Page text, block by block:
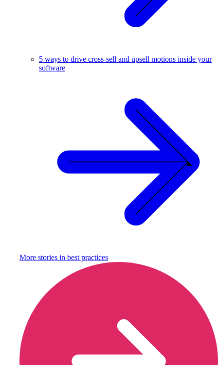
5 ways to drive cross-sell and upsell motions inside your
software
More stories in best practices